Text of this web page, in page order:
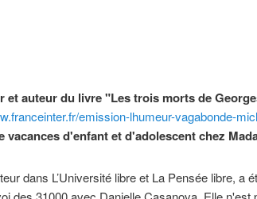
et auteur du livre "Les trois morts de
emission-lhumeur-vagabonde-
d'enfant et d'adolescent chez
dans L’Université libre et La Pensée libre, a